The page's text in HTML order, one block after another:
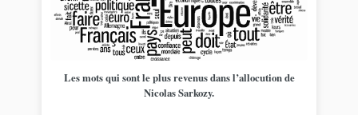
Les mots qui sont le plus revenus dans l’allocution de
Nicolas Sarkozy.